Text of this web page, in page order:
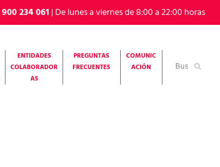
900 234 061 | De lunes a viernes de 8:00 a 22:00 horas
ENTIDADES
COLABORADOR
AS
PREGUNTAS
FRECUENTES
COMUNIC
ACIÓN
Buscar